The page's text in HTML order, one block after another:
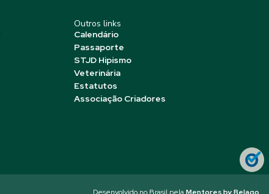
Outros links
Calendário
Passaporte
STJD Hipismo
Veterinária
Estatutos
Associação Criadores